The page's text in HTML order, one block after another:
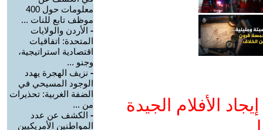
الأفلام الجيدة
معلومات حول 400
موظف تابع للنات ...
- الأردن والولايات
المتحدة: اتفاقيات
اقتصادية استراتيجية،
وجنو ...
- نزيف الهجرة يهدد
الوجود المسيحي في
الضفة الغربية: تحذيرات
من ...
- الكشف عن عدد
المواطنين الأمريكيين